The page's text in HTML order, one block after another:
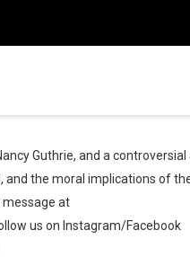
Guthrie, and a controversial
the moral implications of
message at
us on Instagram/Facebook